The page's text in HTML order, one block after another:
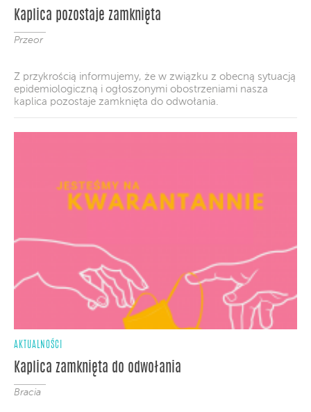
Kaplica pozostaje zamknięta
Przeor
Z przykrością informujemy, że w związku z obecną sytuacją
epidemiologiczną i ogłoszonymi obostrzeniami nasza
kaplica pozostaje zamknięta do odwołania.
AKTUALNOŚCI
Kaplica zamknięta do odwołania
Bracia